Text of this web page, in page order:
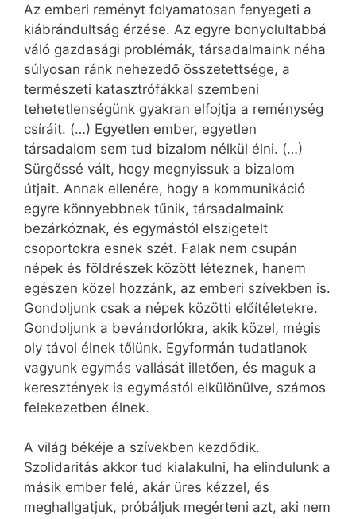
Az emberi reményt folyamatosan fenyegeti a
kiábrándultság érzése. Az egyre bonyolultabbá
váló gazdasági problémák, társadalmaink néha
súlyosan ránk nehezedő összetettsége, a
természeti katasztrófákkal szembeni
tehetetlenségünk gyakran elfojtja a reménység
csíráit. (…) Egyetlen ember, egyetlen
társadalom sem tud bizalom nélkül élni. (…)
Sürgőssé vált, hogy megnyissuk a bizalom
útjait. Annak ellenére, hogy a kommunikáció
egyre könnyebbnek tűnik, társadalmaink
bezárkóznak, és egymástól elszigetelt
csoportokra esnek szét. Falak nem csupán
népek és földrészek között léteznek, hanem
egészen közel hozzánk, az emberi szívekben is.
Gondoljunk csak a népek közötti előítéletekre.
Gondoljunk a bevándorlókra, akik közel, mégis
oly távol élnek tőlünk. Egyformán tudatlanok
vagyunk egymás vallását illetően, és maguk a
keresztények is egymástól elkülönülve, számos
felekezetben élnek.
A világ békéje a szívekben kezdődik.
Szolidaritás akkor tud kialakulni, ha elindulunk a
másik ember felé, akár üres kézzel, és
meghallgatjuk, próbáljuk megérteni azt, aki nem